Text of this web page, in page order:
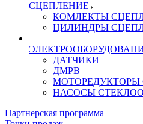
СЦЕПЛЕНИЕ
КОМЛЕКТЫ
ЦИЛИНДРЫ
ДАТЧИКИ
ДМРВ
МОТОРЕДУКТОРЫ
НАСОСЫ
Партнерская программа